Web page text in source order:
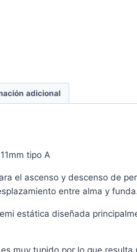
adicional
tipo A
el ascenso y descenso de
entre alma y
estática diseñada
muy tupido por lo que